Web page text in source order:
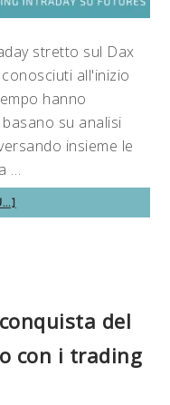
stretto sul Dax
all'inizio
hanno
su analisi
insieme le
…
del
con i trading